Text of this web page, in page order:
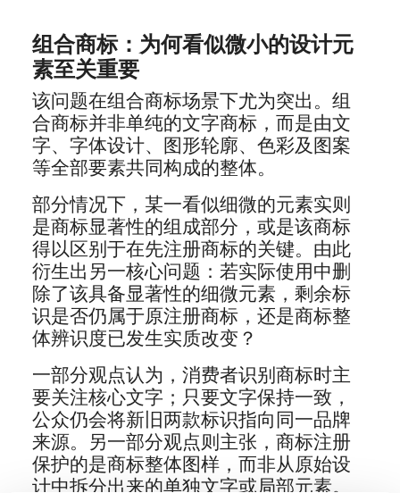
组合商标：为何看似微小的设计元
素至关重要
该问题在组合商标场景下尤为突出。组
合商标并非单纯的文字商标，而是由文
字、字体设计、图形轮廓、色彩及图案
等全部要素共同构成的整体。
部分情况下，某一看似细微的元素实则
是商标显著性的组成部分，或是该商标
得以区别于在先注册商标的关键。由此
衍生出另一核心问题：若实际使用中删
除了该具备显著性的细微元素，剩余标
识是否仍属于原注册商标，还是商标整
体辨识度已发生实质改变？
一部分观点认为，消费者识别商标时主
要关注核心文字；只要文字保持一致，
公众仍会将新旧两款标识指向同一品牌
来源。另一部分观点则主张，商标注册
保护的是商标整体图样，而非从原始设
计中拆分出来的单独文字或局部元素。